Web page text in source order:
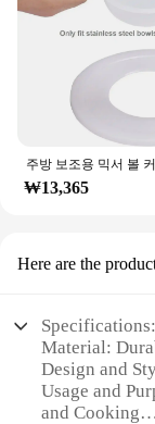
₩13,365
Here are the
Specifications:
Material:
Design and
Usage and
and Cooking